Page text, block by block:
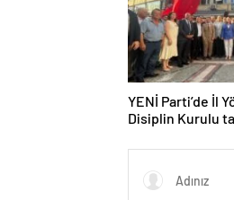
YENİ Parti’de İl
Disiplin Kurulu